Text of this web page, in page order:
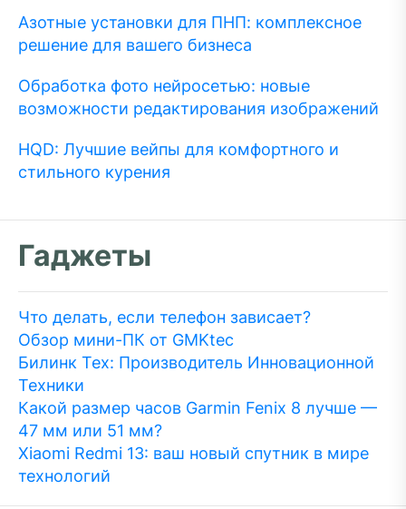
Азотные установки для ПНП: комплексное
решение для вашего бизнеса
Обработка фото нейросетью: новые
возможности редактирования изображений
HQD: Лучшие вейпы для комфортного и
стильного курения
Гаджеты
Что делать, если телефон зависает?
Обзор мини-ПК от GMKtec
Билинк Тех: Производитель Инновационной
Техники
Какой размер часов Garmin Fenix 8 лучше —
47 мм или 51 мм?
Xiaomi Redmi 13: ваш новый спутник в мире
технологий